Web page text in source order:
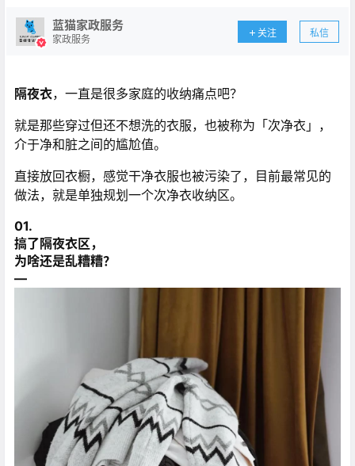
蓝猫家政服务
家政服务
关注 私信
隔夜衣，一直是很多家庭的收纳痛点吧？
就是那些穿过但还不想洗的衣服，也被称为「次净衣」，
介于净和脏之间的尴尬值。
直接放回衣橱，感觉干净衣服也被污染了，目前最常见的
做法，就是单独规划一个次净衣收纳区。
01.
搞了隔夜衣区，
为啥还是乱糟糟？
—